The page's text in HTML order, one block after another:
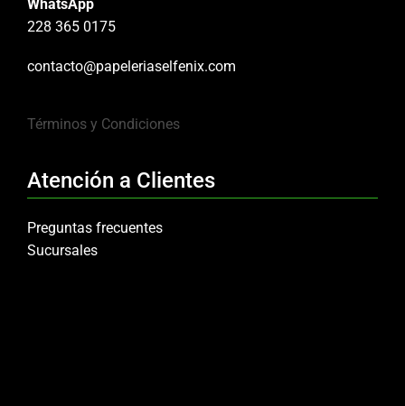
WhatsApp
228 365 0175
contacto@papeleriaselfenix.com
Términos y Condiciones
Atención a Clientes
Preguntas frecuentes
Sucursales